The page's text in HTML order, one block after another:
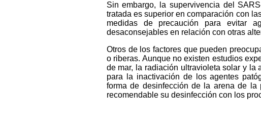
Sin embargo, la supervivencia del
tratada es superior en comparación con
medidas de precaución para evitar
desaconsejables en relación con otras
Otros de los factores que pueden
o riberas. Aunque no existen estudios
de mar, la radiación ultravioleta solar y la
para la inactivación de los agentes
forma de desinfección de la arena de
recomendable su desinfección con los